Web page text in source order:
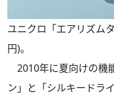
ユニクロ「エアリズム
円)。
2010年に夏向けの機
ン」と「シルキードラ